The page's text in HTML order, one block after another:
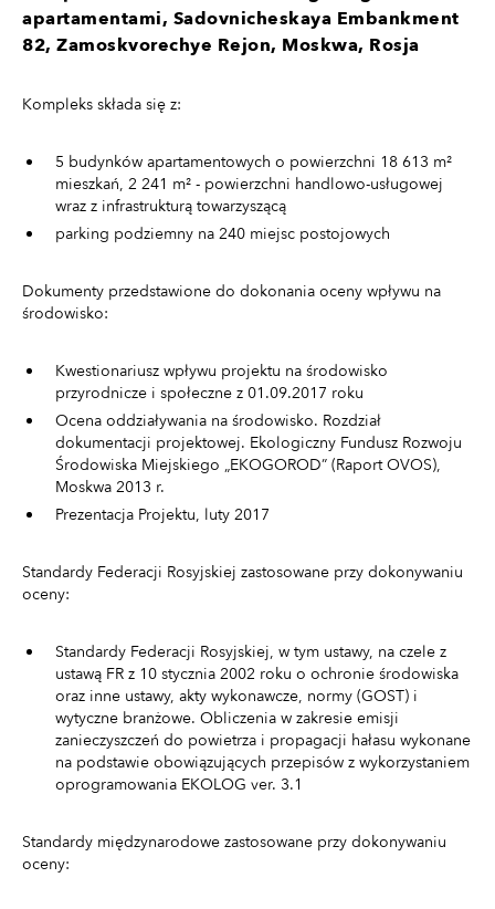
apartamentami, Sadovnicheskaya Embankment
82, Zamoskvorechye Rejon, Moskwa, Rosja
Kompleks składa się z:
5 budynków apartamentowych o powierzchni 18 613 m²
mieszkań, 2 241 m² - powierzchni handlowo-usługowej
wraz z infrastrukturą towarzyszącą
parking podziemny na 240 miejsc postojowych
Dokumenty przedstawione do dokonania oceny wpływu na
środowisko:
Kwestionariusz wpływu projektu na środowisko
przyrodnicze i społeczne z 01.09.2017 roku
Ocena oddziaływania na środowisko. Rozdział
dokumentacji projektowej. Ekologiczny Fundusz Rozwoju
Środowiska Miejskiego „EKOGOROD” (Raport OVOS),
Moskwa 2013 r.
Prezentacja Projektu, luty 2017
Standardy Federacji Rosyjskiej zastosowane przy dokonywaniu
oceny:
Standardy Federacji Rosyjskiej, w tym ustawy, na czele z
ustawą FR z 10 stycznia 2002 roku o ochronie środowiska
oraz inne ustawy, akty wykonawcze, normy (GOST) i
wytyczne branżowe. Obliczenia w zakresie emisji
zanieczyszczeń do powietrza i propagacji hałasu wykonane
na podstawie obowiązujących przepisów z wykorzystaniem
oprogramowania EKOLOG ver. 3.1
Standardy międzynarodowe zastosowane przy dokonywaniu
oceny: